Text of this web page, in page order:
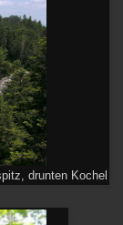
drunten Kochel